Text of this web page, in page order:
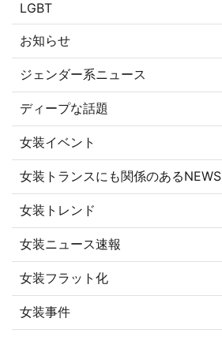
LGBT
お知らせ
ジェンダー系ニュース
ディープな話題
女装イベント
女装トランスにも関係のあるNEWS
女装トレンド
女装ニュース速報
女装フラット化
女装事件